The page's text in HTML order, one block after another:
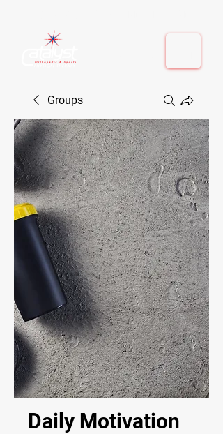
Groups
Daily Motivation